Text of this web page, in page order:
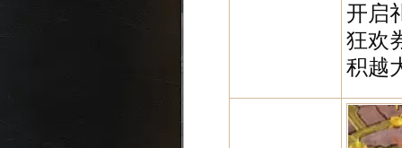
开启
狂欢
积越